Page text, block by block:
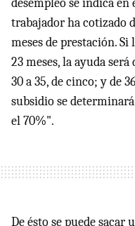
desempleo se indica
trabajador ha cotizado
meses de prestación.
23 meses, la ayuda
30 a 35, de cinco; y de
subsidio se
el 70%".
De ésto se puede sacar